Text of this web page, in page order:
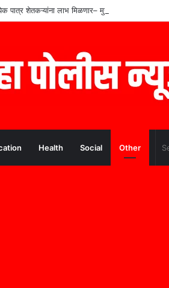
पात्र शेतकऱ्यांना लाभ मिळणार– मुख्यमंत्री देवेंद्र फडणवीस
Health Social Other